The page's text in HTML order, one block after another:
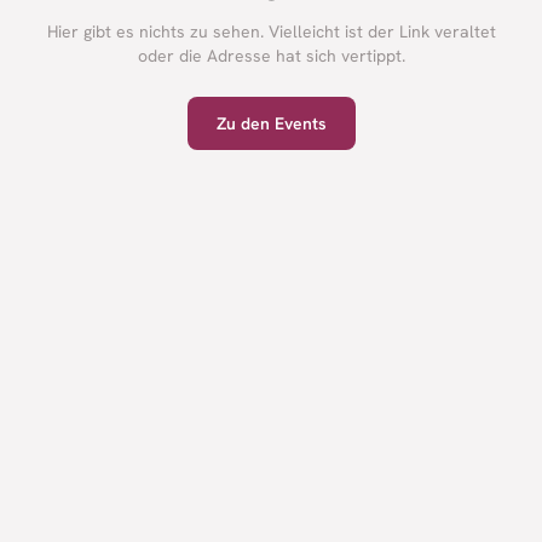
Hier gibt es nichts zu sehen. Vielleicht ist der Link veraltet
oder die Adresse hat sich vertippt.
Zu den Events